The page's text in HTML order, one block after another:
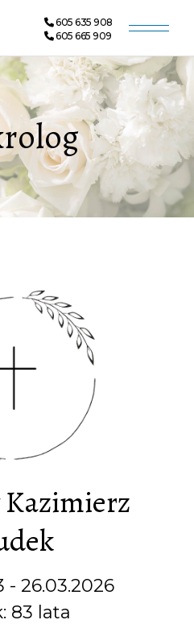
605 635 908
605 665 909
Kazimierz
- 26.03.2026
83 lata